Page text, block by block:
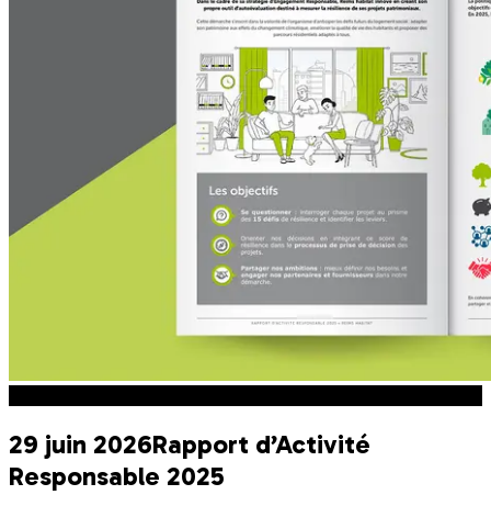
29 juin 2026Rapport d’Activité
Responsable 2025